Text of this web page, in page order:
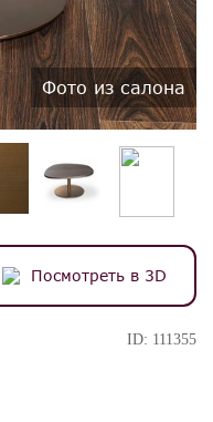
Фото из салона
Посмотреть в 3D
ID: 111355